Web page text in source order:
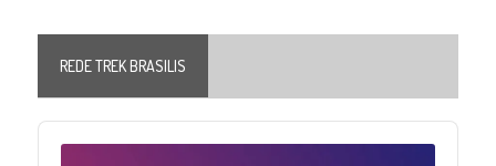
REDE TREK BRASILIS
Audio
Player